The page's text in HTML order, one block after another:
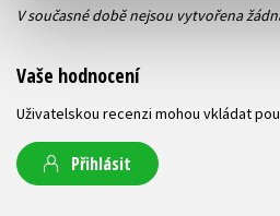
V současné době nejsou vytvořena
Vaše hodnocení
Uživatelskou recenzi mohou vkládat
Přihlásit